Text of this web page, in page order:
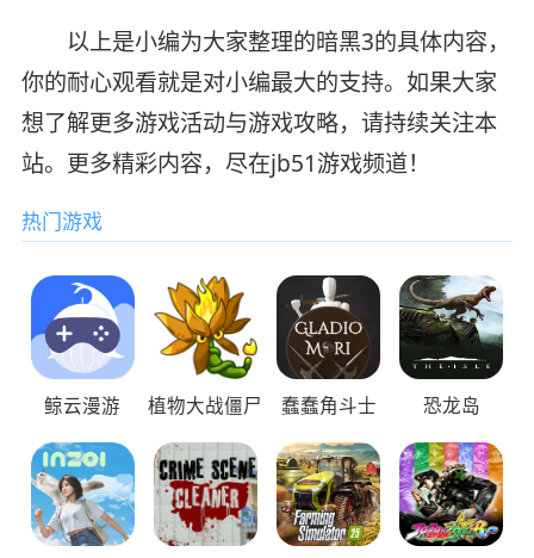
以上是小编为大家整理的暗黑3的具体内容，
你的耐心观看就是对小编最大的支持。如果大家
想了解更多游戏活动与游戏攻略，请持续关注本
站。更多精彩内容，尽在jb51游戏频道！
热门游戏
鲸云漫游 植物大战僵尸 蠢蠢角斗士 恐龙岛